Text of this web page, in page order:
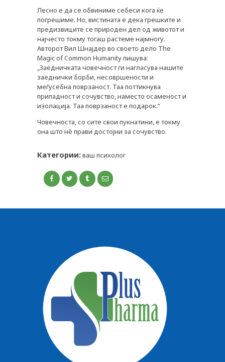
Лесно е да се обвиниме себеси кога ќе
погрешиме. Но, вистината е дека грешките и
предизвиците се природен дел од животот и
најчесто токму тогаш растеме најмногу.
Авторот Вил Шнајдер во своето дело The
Magic of Common Humanity пишува:
„Заедничката човечност ги нагласува нашите
заеднички борби, несовршености и
меѓусебна поврзаност. Таа поттикнува
припадност и сочувство, наместо осаменост и
изолација. Таа поврзаност е подарок.“
Човечноста, со сите свои пукнатини, е токму
она што нè прави достојни за сочувство.
Категории:ваш психолог